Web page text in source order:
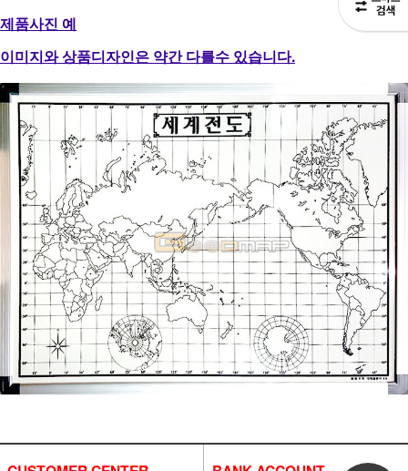
제품사진 예
이미지와 상품디자인은 약간 다를수 있습니다.